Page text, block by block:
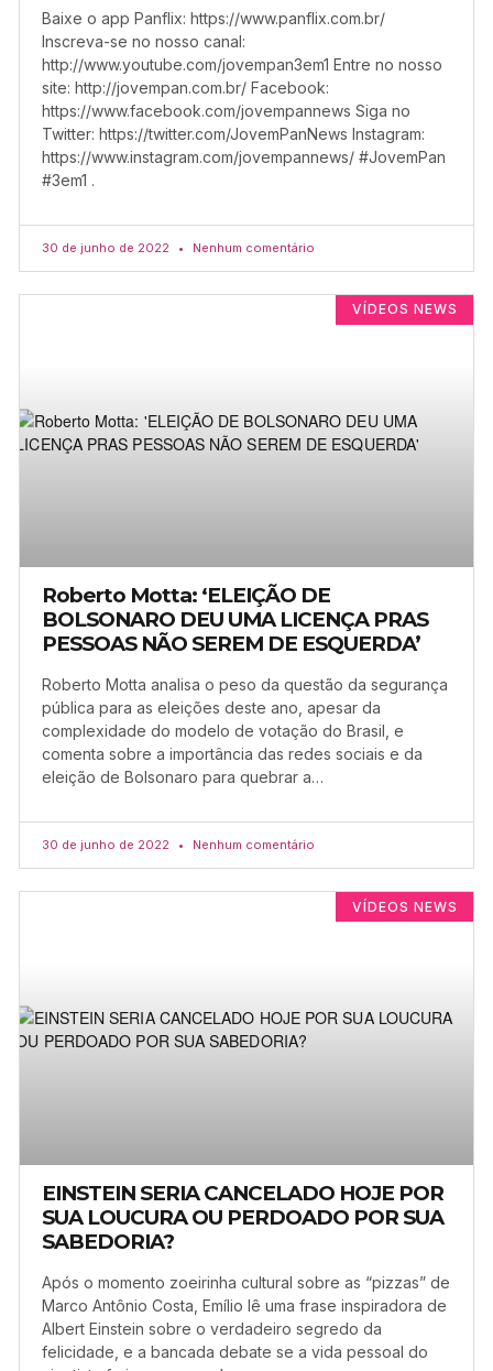
Baixe o app Panflix: https://www.panflix.com.br/
Inscreva-se no nosso canal:
http://www.youtube.com/jovempan3em1 Entre no nosso
site: http://jovempan.com.br/ Facebook:
https://www.facebook.com/jovempannews Siga no
Twitter: https://twitter.com/JovemPanNews Instagram:
https://www.instagram.com/jovempannews/ #JovemPan
#3em1 .
30 de junho de 2022 Nenhum comentário
VÍDEOS NEWS
Roberto Motta: ‘ELEIÇÃO DE
BOLSONARO DEU UMA LICENÇA PRAS
PESSOAS NÃO SEREM DE ESQUERDA’
Roberto Motta analisa o peso da questão da segurança
pública para as eleições deste ano, apesar da
complexidade do modelo de votação do Brasil, e
comenta sobre a importância das redes sociais e da
eleição de Bolsonaro para quebrar a…
30 de junho de 2022 Nenhum comentário
VÍDEOS NEWS
EINSTEIN SERIA CANCELADO HOJE POR
SUA LOUCURA OU PERDOADO POR SUA
SABEDORIA?
Após o momento zoeirinha cultural sobre as “pizzas” de
Marco Antônio Costa, Emílio lê uma frase inspiradora de
Albert Einstein sobre o verdadeiro segredo da
felicidade, e a bancada debate se a vida pessoal do